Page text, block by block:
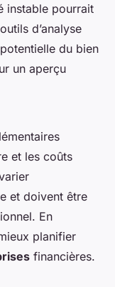
instable pourrait
d’analyse
potentielle du bien
un aperçu
et les coûts
et doivent être
En
planifier
financières.